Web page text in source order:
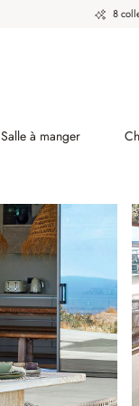
8
Salle à manger